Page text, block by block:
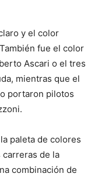
y el color
fue el color
Ascari o el tres
mientras que el
portaron pilotos
paleta de colores
carreras de la
combinación de